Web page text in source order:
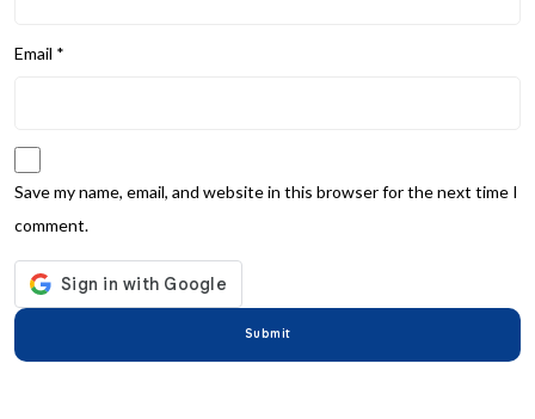
Email *
Save my name, email, and website in this browser for the next time I
comment.